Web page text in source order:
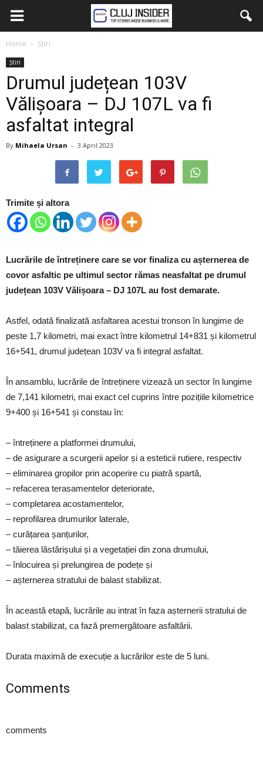
Home Știri
Știri
Drumul județean 103V
Vălișoara – DJ 107L va fi
asfaltat integral
By Mihaela Ursan - 3 April 2023
Trimite și altora
Lucrările de întreținere care se vor finaliza cu așternerea de
covor asfaltic pe ultimul sector rămas neasfaltat pe drumul
județean 103V Vălișoara – DJ 107L au fost demarate.
Astfel, odată finalizată asfaltarea acestui tronson în lungime de
peste 1,7 kilometri, mai exact între kilometrul 14+831 și kilometrul
16+541, drumul județean 103V va fi integral asfaltat.
În ansamblu, lucrările de întreținere vizează un sector în lungime
de 7,141 kilometri, mai exact cel cuprins între pozițiile kilometrice
9+400 și 16+541 și constau în:
– întreținere a platformei drumului,
– de asigurare a scurgerii apelor și a esteticii rutiere, respectiv
– eliminarea gropilor prin acoperire cu piatră spartă,
– refacerea terasamentelor deteriorate,
– completarea acostamentelor,
– reprofilarea drumurilor laterale,
– curățarea șanțurilor,
– tăierea lăstărișului și a vegetației din zona drumului,
– înlocuirea și prelungirea de podețe și
– așternerea stratului de balast stabilizat.
În această etapă, lucrările au intrat în faza așternerii stratului de
balast stabilizat, ca fază premergătoare asfaltării.
Durata maximă de execuție a lucrărilor este de 5 luni.
Comments
comments